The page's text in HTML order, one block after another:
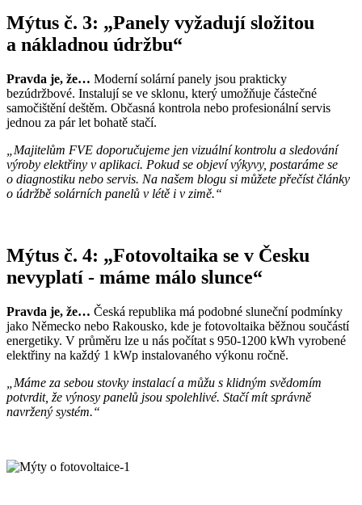
Mýtus č. 3: „Panely vyžadují složitou
a nákladnou údržbu“
Pravda je, že… Moderní solární panely jsou prakticky
bezúdržbové. Instalují se ve sklonu, který umožňuje částečné
samočištění deštěm. Občasná kontrola nebo profesionální servis
jednou za pár let bohatě stačí.
„Majitelům FVE doporučujeme jen vizuální kontrolu a sledování
výroby elektřiny v aplikaci. Pokud se objeví výkyvy, postaráme se
o diagnostiku nebo servis. Na našem blogu si můžete přečíst články
o údržbě solárních panelů v létě i v zimě.“
Mýtus č. 4: „Fotovoltaika se v Česku
nevyplatí - máme málo slunce“
Pravda je, že… Česká republika má podobné sluneční podmínky
jako Německo nebo Rakousko, kde je fotovoltaika běžnou součástí
energetiky. V průměru lze u nás počítat s 950-1200 kWh vyrobené
elektřiny na každý 1 kWp instalovaného výkonu ročně.
„Máme za sebou stovky instalací a můžu s klidným svědomím
potvrdit, že výnosy panelů jsou spolehlivé. Stačí mít správně
navržený systém.“